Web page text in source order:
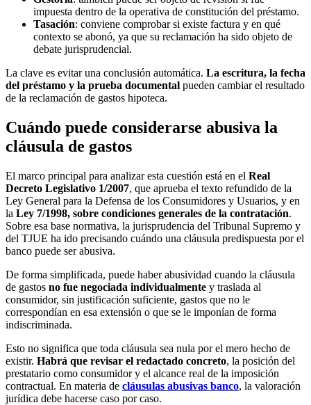
impuesta dentro de la operativa de constitución del préstamo.
Tasación: conviene comprobar si existe factura y en qué
contexto se abonó, ya que su reclamación ha sido objeto de
debate jurisprudencial.
La clave es evitar una conclusión automática. La escritura, la fecha
del préstamo y la prueba documental pueden cambiar el resultado
de la reclamación de gastos hipoteca.
Cuándo puede considerarse abusiva la
cláusula de gastos
El marco principal para analizar esta cuestión está en el Real
Decreto Legislativo 1/2007, que aprueba el texto refundido de la
Ley General para la Defensa de los Consumidores y Usuarios, y en
la Ley 7/1998, sobre condiciones generales de la contratación.
Sobre esa base normativa, la jurisprudencia del Tribunal Supremo y
del TJUE ha ido precisando cuándo una cláusula predispuesta por el
banco puede ser abusiva.
De forma simplificada, puede haber abusividad cuando la cláusula
de gastos no fue negociada individualmente y traslada al
consumidor, sin justificación suficiente, gastos que no le
correspondían en esa extensión o que se le imponían de forma
indiscriminada.
Esto no significa que toda cláusula sea nula por el mero hecho de
existir. Habrá que revisar el redactado concreto, la posición del
prestatario como consumidor y el alcance real de la imposición
contractual. En materia de cláusulas abusivas banco, la valoración
jurídica debe hacerse caso por caso.